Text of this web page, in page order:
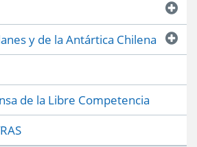
y de la Antártica Chilena
de la Libre Competencia